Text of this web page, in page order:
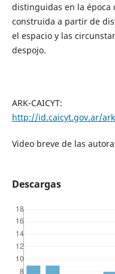
distinguidas en la época
construida a partir de
el espacio y las
despojo.
ARK-CAICYT:
http://id.caicyt.gov.ar/
Video breve de las
Descargas